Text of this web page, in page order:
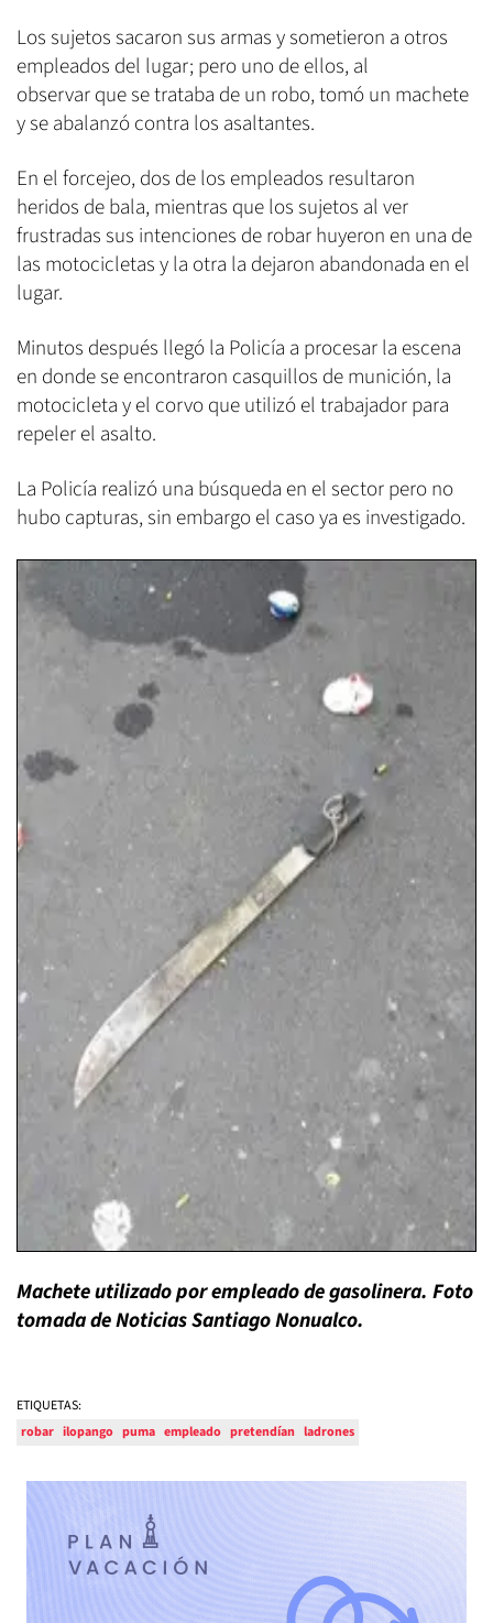
Los sujetos sacaron sus armas y sometieron a otros
empleados del lugar; pero uno de ellos, al
observar que se trataba de un robo, tomó un machete
y se abalanzó contra los asaltantes.
En el forcejeo, dos de los empleados resultaron
heridos de bala, mientras que los sujetos al ver
frustradas sus intenciones de robar huyeron en una de
las motocicletas y la otra la dejaron abandonada en el
lugar.
Minutos después llegó la Policía a procesar la escena
en donde se encontraron casquillos de munición, la
motocicleta y el corvo que utilizó el trabajador para
repeler el asalto.
La Policía realizó una búsqueda en el sector pero no
hubo capturas, sin embargo el caso ya es investigado.
Machete utilizado por empleado de gasolinera. Foto
tomada de Noticias Santiago Nonualco.
ETIQUETAS:
robar ilopango puma empleado pretendían ladrones